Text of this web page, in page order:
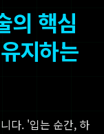
의 핵심
지하는
다. '입는 순간, 하